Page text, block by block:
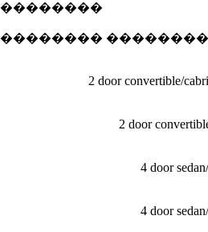
��������
��������
2 door convertible/​
2 door
4 door
4 door